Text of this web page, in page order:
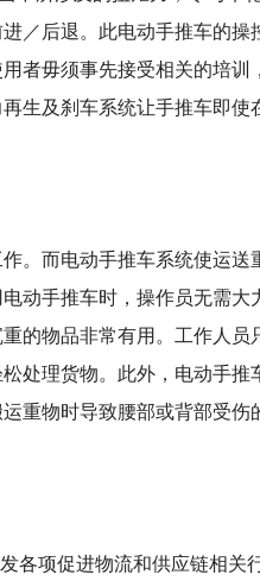
／后退。此电动手推车的操
者毋须事先接受相关的培训
生及刹车系统让手推车即使
。而电动手推车系统使运送
动手推车时，操作员无需大
的物品非常有用。工作人员
处理货物。此外，电动手推
重物时导致腰部或背部受伤
各项促进物流和供应链相